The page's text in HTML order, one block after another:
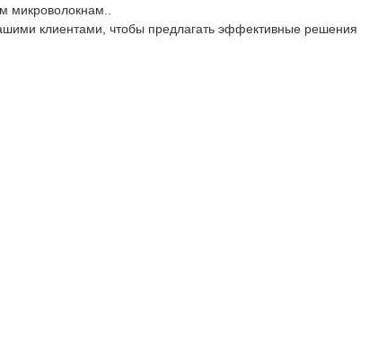
микроволокнам..
клиентами, чтобы предлагать эффективные решения